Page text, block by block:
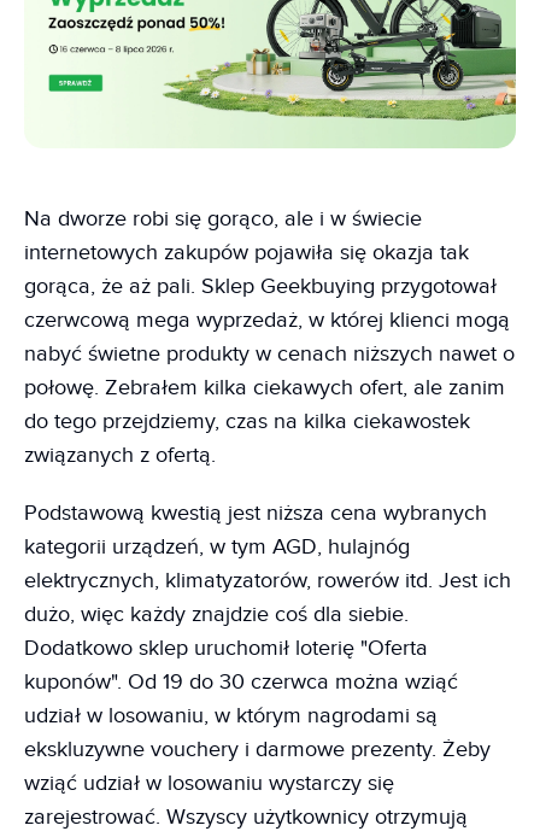
Na dworze robi się gorąco, ale i w świecie
internetowych zakupów pojawiła się okazja tak
gorąca, że aż pali. Sklep Geekbuying przygotował
czerwcową mega wyprzedaż, w której klienci mogą
nabyć świetne produkty w cenach niższych nawet o
połowę. Zebrałem kilka ciekawych ofert, ale zanim
do tego przejdziemy, czas na kilka ciekawostek
związanych z ofertą.
Podstawową kwestią jest niższa cena wybranych
kategorii urządzeń, w tym AGD, hulajnóg
elektrycznych, klimatyzatorów, rowerów itd. Jest ich
dużo, więc każdy znajdzie coś dla siebie.
Dodatkowo sklep uruchomił loterię "Oferta
kuponów". Od 19 do 30 czerwca można wziąć
udział w losowaniu, w którym nagrodami są
ekskluzywne vouchery i darmowe prezenty. Żeby
wziąć udział w losowaniu wystarczy się
zarejestrować. Wszyscy użytkownicy otrzymują